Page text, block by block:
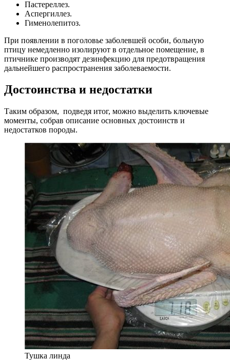
Пастереллез.
Аспергиллез.
Гименолепитоз.
При появлении в поголовье заболевшей особи, больную
птицу немедленно изолируют в отдельное помещение, в
птичнике производят дезинфекцию для предотвращения
дальнейшего распространения заболеваемости.
Достоинства и недостатки
Таким образом, подведя итог, можно выделить ключевые
моменты, собрав описание основных достоинств и
недостатков породы.
Тушка линда